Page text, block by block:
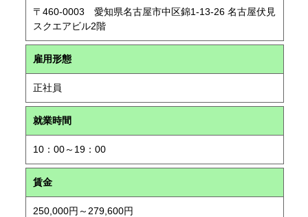
〒460-0003 愛知県名古屋市中区錦1-13-26 名古屋伏見
スクエアビル2階
雇用形態
正社員
就業時間
10：00～19：00
賃金
250,000円～279,600円